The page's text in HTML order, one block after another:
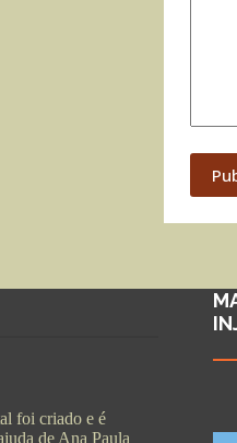
foi criado e é
de Ana Paula